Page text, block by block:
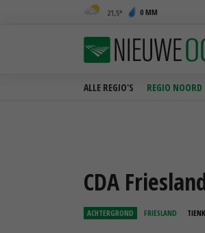
21,5 0 MM
ALLE REGIO'S REGIO NOORD
CDA
ACHTERGROND FRIESLAND